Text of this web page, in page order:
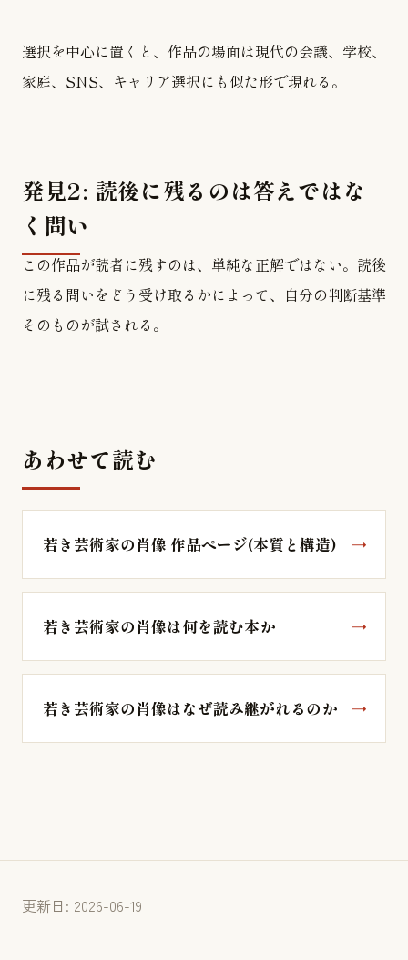
選択を中心に置くと、作品の場面は現代の会議、学校、
家庭、SNS、キャリア選択にも似た形で現れる。
発見2: 読後に残るのは答えではな
く問い
この作品が読者に残すのは、単純な正解ではない。読後
に残る問いをどう受け取るかによって、自分の判断基準
そのものが試される。
あわせて読む
若き芸術家の肖像 作品ページ(本質と構造)
若き芸術家の肖像は何を読む本か
若き芸術家の肖像はなぜ読み継がれるのか
更新日: 2026-06-19